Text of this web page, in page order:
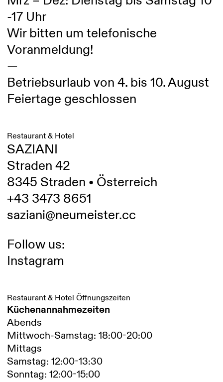
-17 Uhr
Wir bitten um telefonische
Voranmeldung!
—
Betriebsurlaub von 4. bis 10. August
Feiertage geschlossen
Restaurant & Hotel
SAZIANI
Straden 42
8345 Straden • Österreich
+43 3473 8651
saziani@neumeister.cc
Follow us:
Instagram
Restaurant & Hotel Öffnungszeiten
Küchenannahmezeiten
Abends
Mittwoch-Samstag: 18:00-20:00
Mittags
Samstag: 12:00-13:30
Sonntag: 12:00-15:00